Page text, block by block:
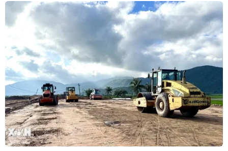
Trung Quốc xâm phạm lãnh hải
06/11/2016 08:06
Nhật Bản đã trao cho Bộ Ngoại giao Trung Quốc công
hàm phản đối vụ việc 4 tàu hải cảnh của Trung Quốc đi
vào vùng lãnh hải của Nhật Bản xung quanh quần đảo
tranh chấp trên Biển Hoa Đông.